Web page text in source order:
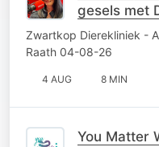
gesels met
Zwartkop Dierekliniek -
Raath 04-08-26
4 AUG 8 MIN
You Matter